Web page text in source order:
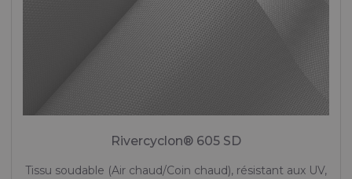
Rivercyclon® 605 SD
Tissu soudable (Air chaud/Coin chaud), résistant aux UV,